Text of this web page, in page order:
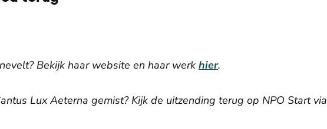
social media cookies.
Bekijk haar website en haar werk hier.
Lux Aeterna gemist? Kijk de uitzending terug op NPO Start via